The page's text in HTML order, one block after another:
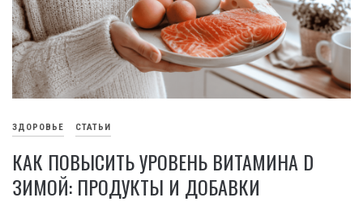
ЗДОРОВЬЕ СТАТЬИ
КАК ПОВЫСИТЬ УРОВЕНЬ ВИТАМИНА D
ЗИМОЙ: ПРОДУКТЫ И ДОБАВКИ